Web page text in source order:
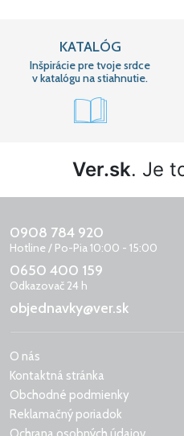
KATALÓG
Inšpirácie pre tvoje srdce
v katalógu na stiahnutie.
Ver.sk. Je
0908 784 920
Hotline / Po-Pia 10:00 - 15:00
0650 400 159
Odkazovač 24 h
objednavky@ver.sk
O nás
Kontaktná stránka
Obchodné podmienky
Reklamačný poriadok